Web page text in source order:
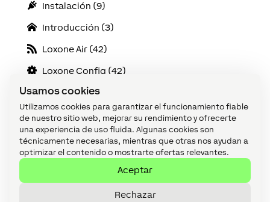
Usamos cookies
Utilizamos cookies para garantizar el funcionamiento fiable
de nuestro sitio web, mejorar su rendimiento y ofrecerte
una experiencia de uso fluida. Algunas cookies son
técnicamente necesarias, mientras que otras nos ayudan a
optimizar el contenido o mostrarte ofertas relevantes.
Aceptar
Rechazar
Instalación (9)
Introducción (3)
Loxone Air (42)
Loxone Config (42)
Loxone Tree (35)
Mantenimiento y diagnóstico (13)
Miniserver (14)
Servicios Online (5)